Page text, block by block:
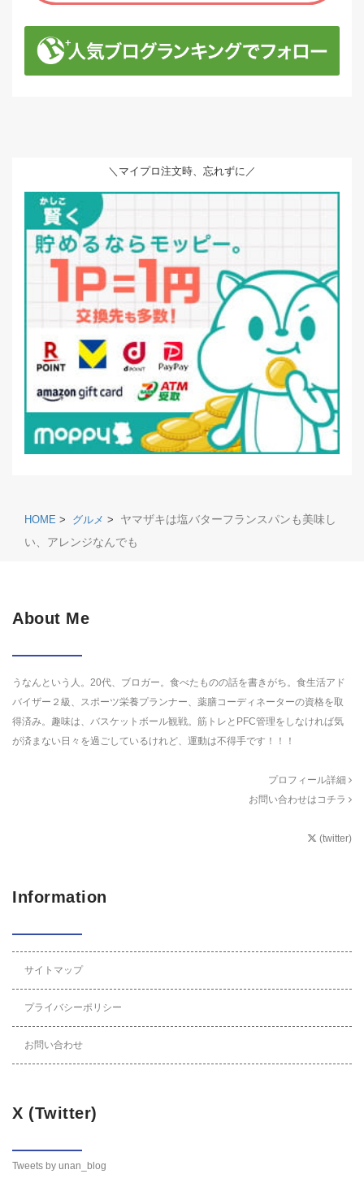
＼マイプロ注文時、忘れずに／
HOME > グルメ > ヤマザキは塩バターフランスパンも美味し
い、アレンジなんでも
About Me
うなんという人。20代、ブロガー。食べたものの話を書きがち。食生活アド
バイザー２級、スポーツ栄養プランナー、薬膳コーディネーターの資格を取
得済み。趣味は、バスケットボール観戦。筋トレとPFC管理をしなければ気
が済まない日々を過ごしているけれど、運動は不得手です！！！
プロフィール詳細
お問い合わせはコチラ
(twitter)
Information
サイトマップ
プライバシーポリシー
お問い合わせ
X (Twitter)
Tweets by unan_blog